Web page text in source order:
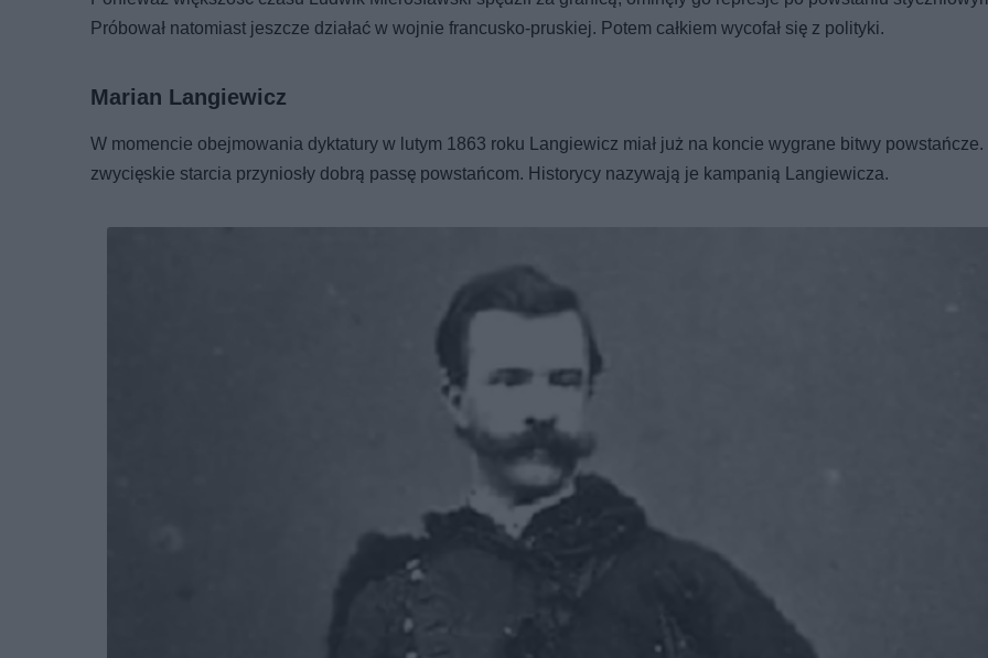
Próbował natomiast jeszcze działać w wojnie francusko-pruskiej. Potem całkiem wycofał się z polityki.
Marian Langiewicz
W momencie obejmowania dyktatury w lutym 1863 roku Langiewicz miał już na koncie wygrane bitwy powstańcze.
zwycięskie starcia przyniosły dobrą passę powstańcom. Historycy nazywają je kampanią Langiewicza.